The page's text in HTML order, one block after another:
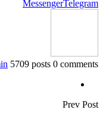
MessengerTelegram
5709 posts 0 comments
Prev Post